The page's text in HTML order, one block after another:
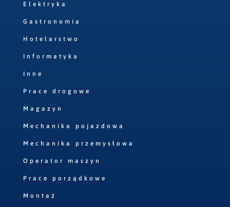
Elektryka
Gastronomia
Hotelarstwo
Informatyka
Inne
Prace drogowe
Magazyn
Mechanika pojazdowa
Mechanika przemysłowa
Operator maszyn
Prace porządkowe
Montaż